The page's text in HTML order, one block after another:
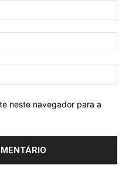
neste navegador para a